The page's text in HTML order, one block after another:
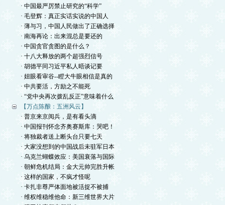
· 中国最严厉禁止研究的“科学”
· 毛登辉：真正实话实说的中国人
· 薄与习，中国人民做出了正确选择
· 南海再论：出来混总是要还的
· 中国贪官贪图的是什么？
· 十八大释放的两个超强烈信号
· 胡德平同习近平私人晤谈记要
· 妞眼看审谷--瞪大牛眼相信是真的
· 中共要活，方励之不能死
· “党中央再次拨乱反正”意味着什么
【万点陈酿：五洲风云】
· 普京来京阅兵，是有看头滴
· 中国报刊怀念齐奥赛斯库：哭吧！
· 将独裁者送上断头台只要七天
· 大家没想到的中国战后未驻军日本
· 乌克兰蝴蝶效应：美国衰落与国际
· 朝鲜危机结局：金大元帅完胜升帐
· 这样的国家，不疯才怪呢
· 卡扎非尊严体面地被活捉不被捕
· 维权维稳维他命：新三维世界大片